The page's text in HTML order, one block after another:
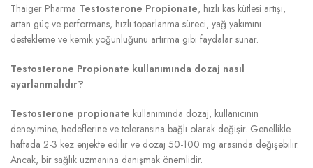
Thaiger Pharma Testosterone Propionate, hızlı kas kütlesi artışı,
artan güç ve performans, hızlı toparlanma süreci, yağ yakımını
destekleme ve kemik yoğunluğunu artırma gibi faydalar sunar.
Testosterone Propionate kullanımında dozaj nasıl
ayarlanmalıdır?
Testosterone propionate kullanımında dozaj, kullanıcının
deneyimine, hedeflerine ve toleransına bağlı olarak değişir. Genellikle
haftada 2-3 kez enjekte edilir ve dozaj 50-100 mg arasında değişebilir.
Ancak, bir sağlık uzmanına danışmak önemlidir.